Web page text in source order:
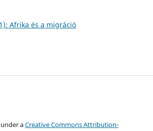
Afrika és a migráció
aCreative Commons Attribution-